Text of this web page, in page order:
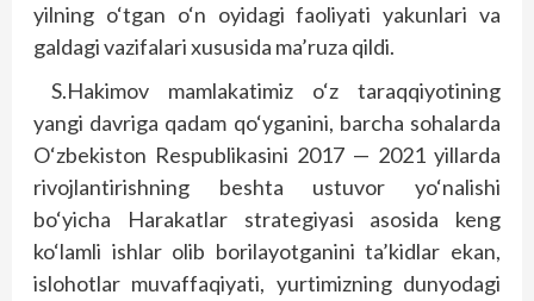
yilning o‘tgan o‘n oyidagi faoliyati yakunlari va
galdagi vazifalari xususida ma’ruza qildi.
S.Hakimov mamlakatimiz o‘z taraqqiyotining
yangi davriga qadam qo‘yganini, barcha sohalarda
O‘zbekiston Respublikasini 2017 — 2021 yillarda
rivojlantirishning beshta ustuvor yo‘nalishi
bo‘yicha Harakatlar strategiyasi asosida keng
ko‘lamli ishlar olib borilayotganini ta’kidlar ekan,
islohotlar muvaffaqiyati, yurtimizning dunyodagi